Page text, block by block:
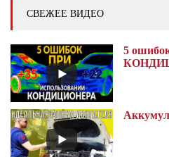
СВЕЖЕЕ ВИДЕО
5